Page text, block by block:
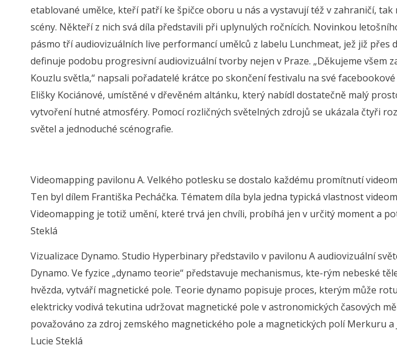
etablované umělce, kteří patří ke špičce oboru u nás a vystavují též v zahraničí, tak
scény. Někteří z nich svá díla představili při uplynulých ročnících. Novinkou
pásmo tří audiovizuálních live performancí umělců z labelu Lunchmeat, jež již přes
definuje podobu progresivní audiovizuální tvorby nejen v Praze. „Děkujeme všem
Kouzlu světla,“ napsali pořadatelé krátce po skončení festivalu na své
Elišky Kociánové, umístěné v dřevěném altánku, který nabídl dostatečně malý
vytvoření hutné atmosféry. Pomocí rozličných světelných zdrojů se ukázala čtyři
světel a jednoduché scénografie.
Videomapping pavilonu A. Velkého potlesku se dostalo každému promítnutí
Ten byl dílem Františka Pecháčka. Tématem díla byla jedna typická vlastnost
Videomapping je totiž umění, které trvá jen chvíli, probíhá jen v určitý moment a
Steklá
Vizualizace Dynamo. Studio Hyperbinary představilo v pavilonu A audiovizuální
Dynamo. Ve fyzice „dynamo teorie“ představuje mechanismus, kte-rým nebeské
hvězda, vytváří magnetické pole. Teorie dynamo popisuje proces, kterým může
elektricky vodivá tekutina udržovat magnetické pole v astronomických časových
považováno za zdroj zemského magnetického pole a magnetických polí Merkuru a
Lucie Steklá